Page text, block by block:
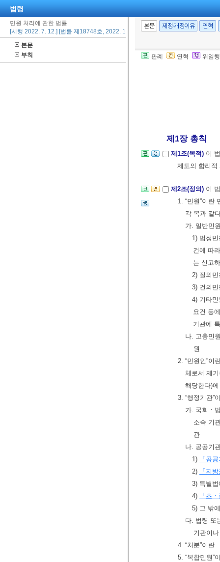
법령
민원 처리에 관한 법률
[시행 2022. 7. 12.] [법률 제18748호, 2022. 1. 11., 타법개정]
본문
부칙
본문 제정·개정이유 연혁
판례 연혁 위임
제1장 총칙
제1조(목적) 이
제도의 합리적
제2조(정의) 이
1. “민원”이란
각 목과 같
가. 일반민
1) 법정
건에 따
는 신고
2) 질의
3) 건의
4) 기타
요건 등
기관에
나. 고충민
원
2. “민원인”이
체로서 제
해당한다)
3. “행정기관”
가. 국회ㆍ
소속 기
관
나. 공공기
1)
「공
2)
「지
3) 특별
4)
「초
5) 그 밖
다. 법령 또
기관이
4. “처분”이란
5. “복합민원”